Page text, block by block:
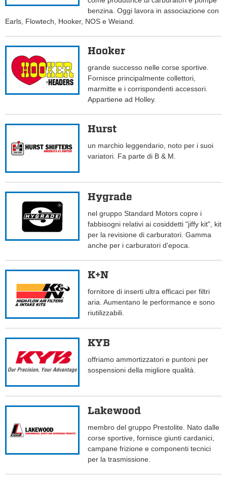
benzina. Oggi lavora in associazione con
Earls, Flowtech, Hooker, NOS e Weiand.
Hooker
grande successo nelle corse sportive.
Fornisce principalmente collettori,
marmitte e i corrispondenti accessori.
Appartiene ad Holley.
Hurst
un marchio leggendario, noto per i suoi
variatori. Fa parte di B & M.
Hygrade
nel gruppo Standard Motors copre i
fabbisogni relativi ai cosiddetti "jiffy kit", kit
per la revisione di carburatori. Gamma
anche per i carburatori d'epoca.
K+N
fornitore di inserti ultra efficaci per filtri
aria. Aumentano le performance e sono
riutilizzabili.
KYB
offriamo ammortizzatori e puntoni per
sospensioni della migliore qualità.
Lakewood
membro del gruppo Prestolite. Nato dalle
corse sportive, fornisce giunti cardanici,
campane frizione e componenti tecnici
per la trasmissione.